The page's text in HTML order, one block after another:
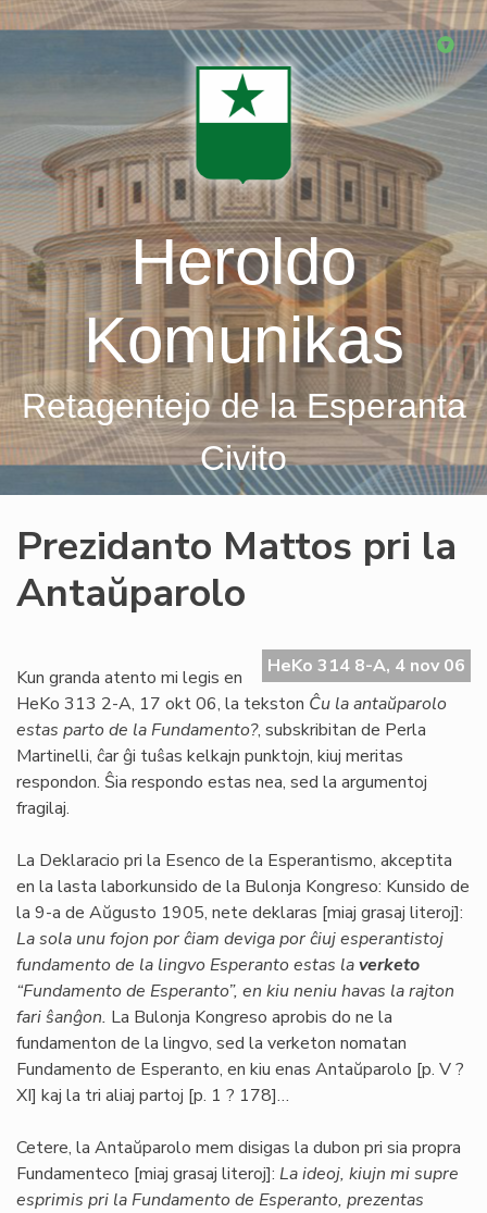
Skip
Heroldo
Komunikas
Retagentejo de la Esperanta
Civito
Prezidanto Mattos pri la
Antaŭparolo
HeKo 314 8-A, 4 nov 06
Kun granda atento mi legis en
HeKo 313 2-A, 17 okt 06, la tekston Ĉu la antaŭparolo
estas parto de la Fundamento?, subskribitan de Perla
Martinelli, ĉar ĝi tuŝas kelkajn punktojn, kiuj meritas
respondon. Ŝia respondo estas nea, sed la argumentoj
fragilaj.
La Deklaracio pri la Esenco de la Esperantismo, akceptita
en la lasta laborkunsido de la Bulonja Kongreso: Kunsido de
la 9-a de Aŭgusto 1905, nete deklaras [miaj grasaj literoj]:
La sola unu fojon por ĉiam deviga por ĉiuj esperantistoj
fundamento de la lingvo Esperanto estas laverketo
“Fundamento de Esperanto”, en kiu neniu havas la rajton
fari ŝanĝon. La Bulonja Kongreso aprobis do ne la
fundamenton de la lingvo, sed la verketon nomatan
Fundamento de Esperanto, en kiu enas Antaŭparolo [p. V ?
XI] kaj la tri aliaj partoj [p. 1 ? 178]…
Cetere, la Antaŭparolo mem disigas la dubon pri sia propra
Fundamenteco [miaj grasaj literoj]: La ideoj, kiujn mi supre
esprimis pri la Fundamento de Esperanto, prezentas